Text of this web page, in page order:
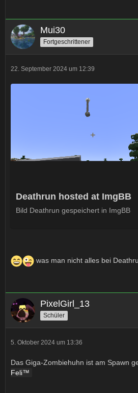
Mui30
Fortgeschrittener
22. September 2024 um 12:39
Deathrun hosted at ImgBB
Bild Deathrun gespeichert in ImgBB
was man nicht alles bei
PixelGirl_13
Schüler
5. Oktober 2024 um 13:36
Das Giga-Zombiehuhn ist am Spawn
Feli™️